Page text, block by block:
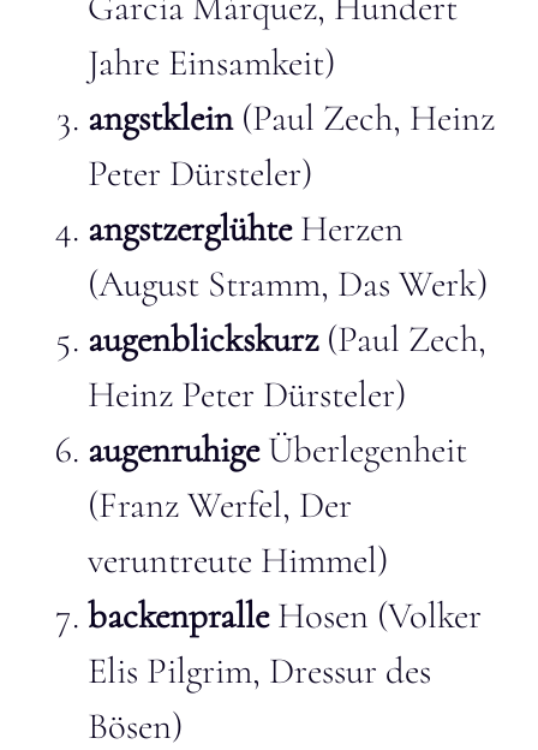
Jahre Einsamkeit)
angstklein(Paul Zech, Heinz
Peter Dürsteler)
angstzerglühteHerzen
(August Stramm, Das Werk)
augenblickskurz (Paul Zech,
Heinz Peter Dürsteler)
augenruhigeÜberlegenheit
(Franz Werfel, Der
veruntreute Himmel)
backenpralleHosen (Volker
Elis Pilgrim, Dressur des
Bösen)